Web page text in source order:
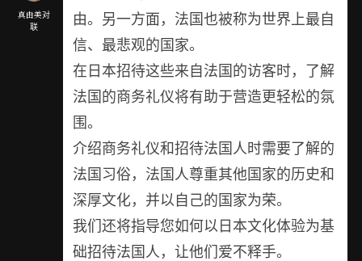
真由美对
联
由。另一方面，法国也被称为世界上最自
信、最悲观的国家。
在日本招待这些来自法国的访客时，了解
法国的商务礼仪将有助于营造更轻松的氛
围。
介绍商务礼仪和招待法国人时需要了解的
法国习俗，法国人尊重其他国家的历史和
深厚文化，并以自己的国家为荣。
我们还将指导您如何以日本文化体验为基
础招待法国人，让他们爱不释手。